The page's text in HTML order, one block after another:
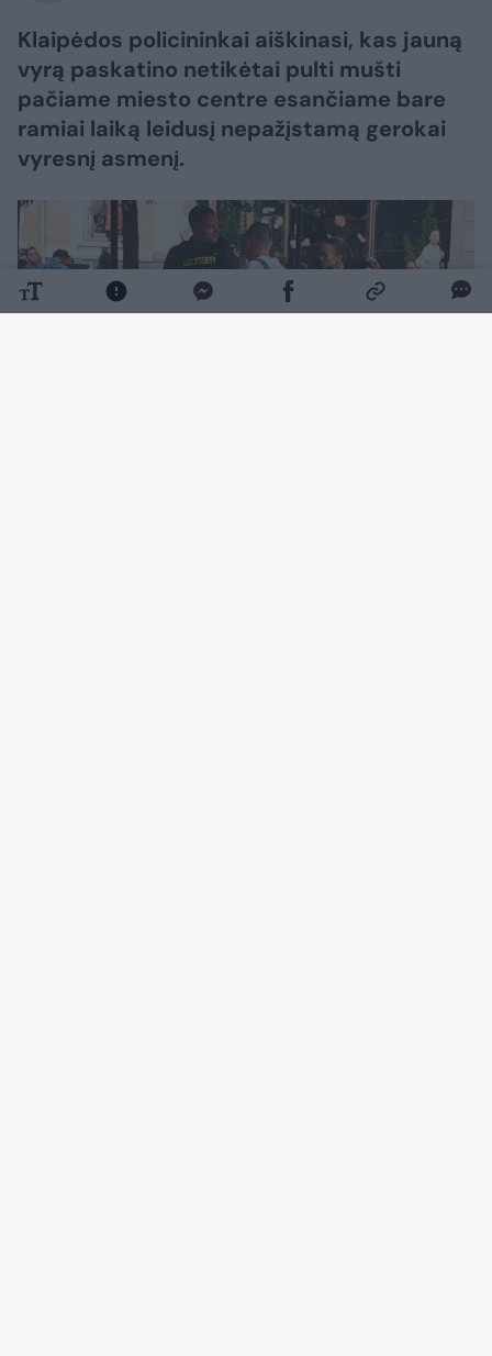
Klaipėdos policininkai aiškinasi, kas jauną
vyrą paskatino netikėtai pulti mušti
pačiame miesto centre esančiame bare
ramiai laiką leidusį nepažįstamą gerokai
vyresnį asmenį.